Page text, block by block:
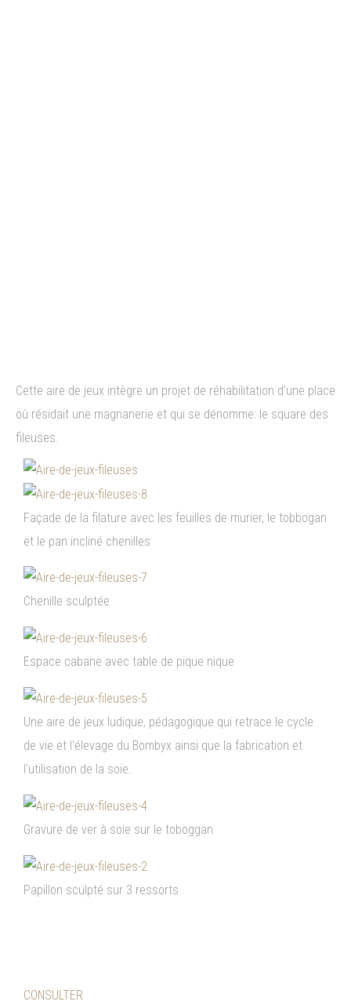
Cette aire de jeux intègre un projet de réhabilitation d’une place
où résidait une magnanerie et qui se dénomme: le square des
fileuses.
Façade de la filature avec les feuilles de murier, le tobbogan
et le pan incliné chenilles
Chenille sculptée
Espace cabane avec table de pique nique​
Une aire de jeux ludique, pédagogique qui retrace le cycle
de vie et l'élevage du Bombyx ainsi que la fabrication et
l'utilisation de la soie.
Gravure de ver à soie sur le toboggan
Papillon sculpté sur 3 ressorts
CONSULTER